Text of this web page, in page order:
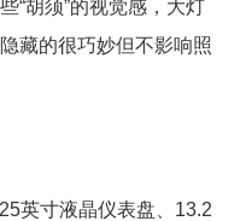
“胡须”的视觉感，大灯
藏的很巧妙但不影响照
英寸液晶仪表盘、13.2